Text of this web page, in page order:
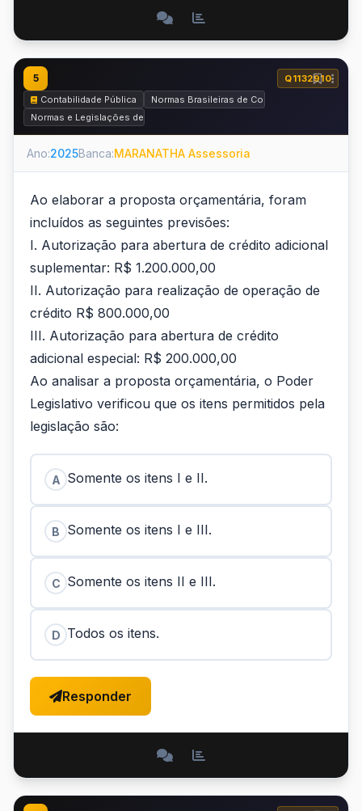
5
Q1132910
Contabilidade Pública
Normas Brasileiras de Contabilidade Aplicadas
Normas e Legislações de Contabilidade Pública
Ano:2025Banca:MARANATHA Assessoria
Ao elaborar a proposta orçamentária, foram
incluídos as seguintes previsões:
I. Autorização para abertura de crédito adicional
suplementar: R$ 1.200.000,00
II. Autorização para realização de operação de
crédito R$ 800.000,00
III. Autorização para abertura de crédito
adicional especial: R$ 200.000,00
Ao analisar a proposta orçamentária, o Poder
Legislativo verificou que os itens permitidos pela
legislação são:
A Somente os itens I e II.
B Somente os itens I e III.
C Somente os itens II e III.
D Todos os itens.
Responder